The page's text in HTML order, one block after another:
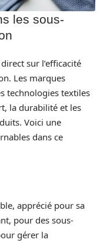
les sous-
sur l’efficacité
Les marques
technologies textiles
la durabilité et les
Voici une
dans ce
apprécié pour sa
pour des sous-
gérer la